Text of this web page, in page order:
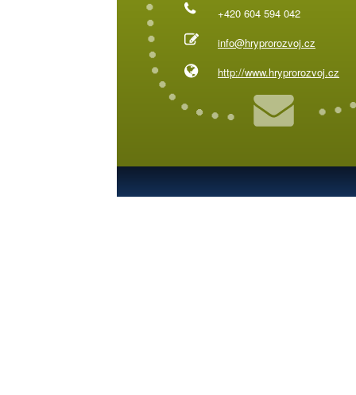
+420 604 594 042
info@hryprorozvoj.cz
http://www.hryprorozvoj.cz